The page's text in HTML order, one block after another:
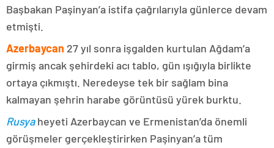
Başbakan Paşinyan’a istifa çağrılarıyla günlerce devam
etmişti.
Azerbaycan 27 yıl sonra işgalden kurtulan Ağdam’a
girmiş ancak şehirdeki acı tablo, gün ışığıyla birlikte
ortaya çıkmıştı. Neredeyse tek bir sağlam bina
kalmayan şehrin harabe görüntüsü yürek burktu.
Rusyaheyeti Azerbaycan ve Ermenistan’da önemli
görüşmeler gerçekleştirirken Paşinyan’a tüm